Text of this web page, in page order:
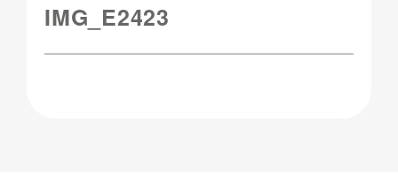
IMG_E2423